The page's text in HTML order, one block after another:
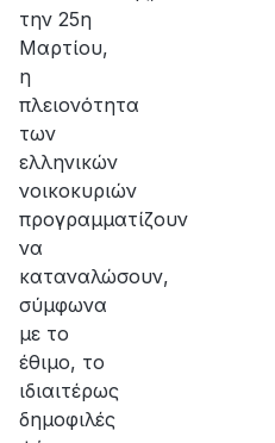
την 25η
Μαρτίου,
η
πλειονότητα
των
ελληνικών
νοικοκυριών
προγραμματίζουν
να
καταναλώσουν,
σύμφωνα
με το
έθιμο, το
ιδιαιτέρως
δημοφιλές